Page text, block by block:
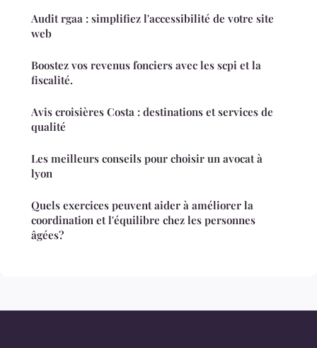
Audit rgaa : simplifiez l'accessibilité de votre site
web
Boostez vos revenus fonciers avec les scpi et la
fiscalité.
Avis croisières Costa : destinations et services de
qualité
Les meilleurs conseils pour choisir un avocat à
lyon
Quels exercices peuvent aider à améliorer la
coordination et l'équilibre chez les personnes
âgées?